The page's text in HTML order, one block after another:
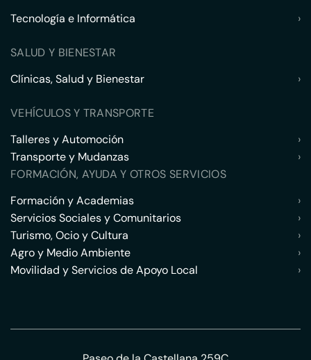
Tecnología e Informática
›
SALUD Y BIENESTAR
Clínicas, Salud y Bienestar
›
VEHÍCULOS Y TRANSPORTE
Talleres y Automoción
›
Transporte y Mudanzas
›
FORMACIÓN, AYUDA Y OTROS SERVICIOS
Formación y Academias
›
Servicios Sociales y Comunitarios
›
Turismo, Ocio y Cultura
›
Agro y Medio Ambiente
›
Movilidad y Servicios de Apoyo Local
›